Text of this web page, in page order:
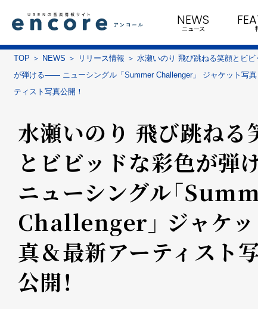
NEWS
ニュース
TOP NEWS リリース情報
水瀬いのり 飛び跳ねる笑顔とビビ
が弾ける―― ニューシングル「Summer Challenger」 ジャケット写真
ティスト写真公開！
水瀬いのり 飛び跳ねる
とビビッドな彩色が弾け
ニューシングル「
Challenger」 ジャケ
真＆最新アーティスト
公開！